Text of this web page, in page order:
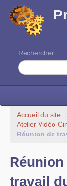
Rechercher :
La ruche
Une classe à
Accueil du site
Atelier Vidéo-
Réunion de
Réunion
travail